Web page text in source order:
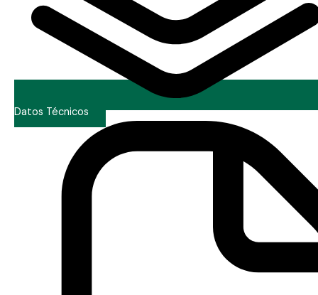
Datos Técnicos